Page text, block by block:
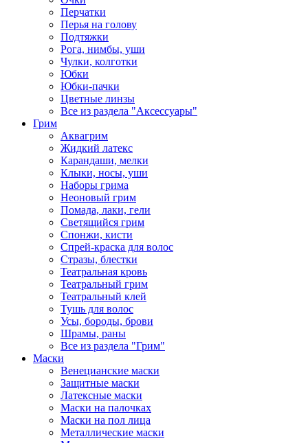
Перчатки
Перья на голову
Подтяжки
Рога, нимбы, уши
Чулки, колготки
Юбки
Юбки-пачки
Цветные линзы
Все из раздела "Аксессуары"
Грим
Аквагрим
Жидкий латекс
Карандаши, мелки
Клыки, носы, уши
Наборы грима
Неоновый грим
Помада, лаки, гели
Светящийся грим
Спонжи, кисти
Спрей-краска для волос
Стразы, блестки
Театральная кровь
Театральный грим
Театральный клей
Тушь для волос
Усы, бороды, брови
Шрамы, раны
Все из раздела "Грим"
Маски
Венецианские маски
Защитные маски
Латексные маски
Маски на палочках
Маски на пол лица
Металлические маски